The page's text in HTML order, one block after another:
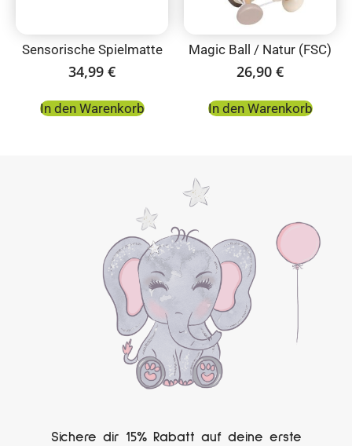
Sensorische Spielmatte
34,99 €
In den Warenkorb
Magic Ball / Natur (FSC)
26,90 €
In den Warenkorb
Sichere dir 15% Rabatt auf deine erste